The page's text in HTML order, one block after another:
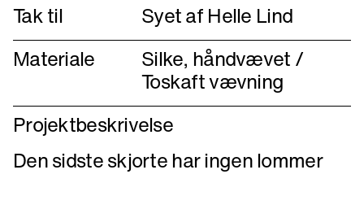
Tak til
Syet af Helle Lind
Materiale
Silke, håndvævet /
Toskaft vævning
Projektbeskrivelse
Den sidste skjorte har ingen lommer